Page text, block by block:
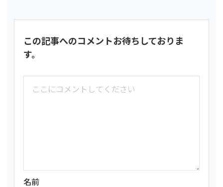
この記事へのコメントお待ちしておりま
す。
名前